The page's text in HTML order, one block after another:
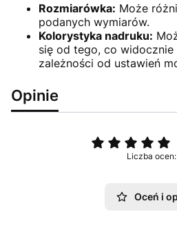
Rozmiarówka: Może
podanych wymiarów.
Kolorystyka nadruku:
się od tego, co widocznie
zależności od ustawień
Opinie
Liczba ocen:
Oceń i